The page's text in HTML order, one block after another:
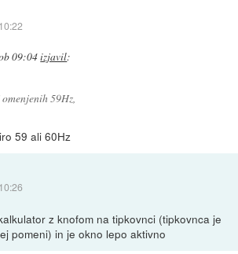
09:04izjavil:
59Hz,
59 ali 60Hz
z knofom na tipkovnci (tipkovnca je
pomeni) in je okno lepo aktivno